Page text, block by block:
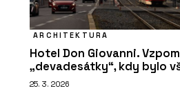
ARCHITEKTURA
Hotel Don Giovanni.
„devadesátky“, kdy bylo
25. 3. 2026